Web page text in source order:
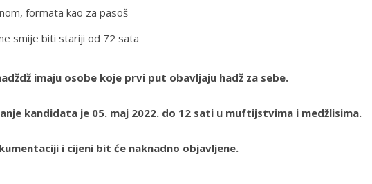
formata kao za pasoš
smije biti stariji od 72 sata
imaju osobe koje prvi put obavljaju hadž za sebe.
kandidata je 05. maj 2022. do 12 sati u muftijstvima i medžlisima.
i cijeni bit će naknadno objavljene.